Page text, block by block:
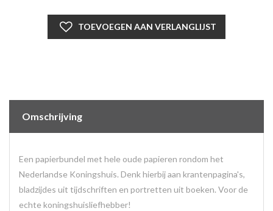
TOEVOEGEN AAN VERLANGLIJST
Omschrijving
Een papierbundel met hele oude papieren rondom het
Nederlandse Koningshuis. Denk hierbij aan krantenpagina's,
bladzijdes uit tijdschriften en portretten uit boeken. Voor de
echte koningshuisliefhebber!